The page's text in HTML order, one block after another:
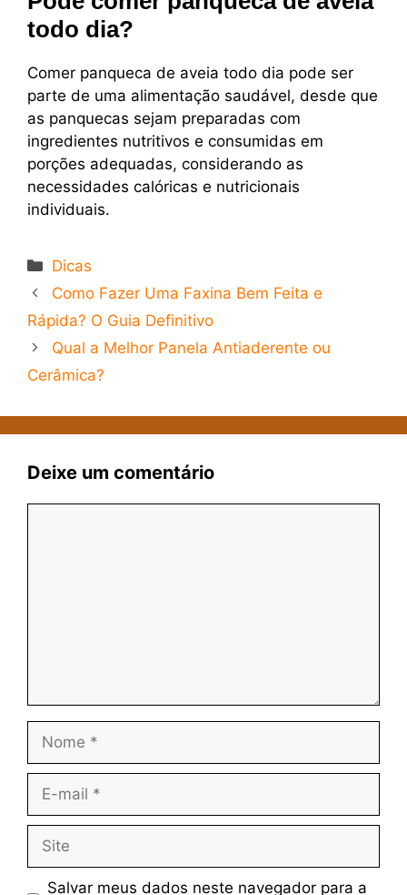
todo dia?
Comer panqueca de aveia todo dia pode ser
parte de uma alimentação saudável, desde que
as panquecas sejam preparadas com
ingredientes nutritivos e consumidas em
porções adequadas, considerando as
necessidades calóricas e nutricionais
individuais.
Categorias
Dicas
Como Fazer Uma Faxina Bem Feita e
Rápida? O Guia Definitivo
Qual a Melhor Panela Antiaderente ou
Cerâmica?
Deixe um comentário
mail
Salvar meus dados neste navegador para a